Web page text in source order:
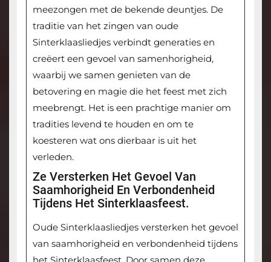
meezongen met de bekende deuntjes. De
traditie van het zingen van oude
Sinterklaasliedjes verbindt generaties en
creëert een gevoel van samenhorigheid,
waarbij we samen genieten van de
betovering en magie die het feest met zich
meebrengt. Het is een prachtige manier om
tradities levend te houden en om te
koesteren wat ons dierbaar is uit het
verleden.
Ze Versterken Het Gevoel Van
Saamhorigheid En Verbondenheid
Tijdens Het Sinterklaasfeest.
Oude Sinterklaasliedjes versterken het gevoel
van saamhorigheid en verbondenheid tijdens